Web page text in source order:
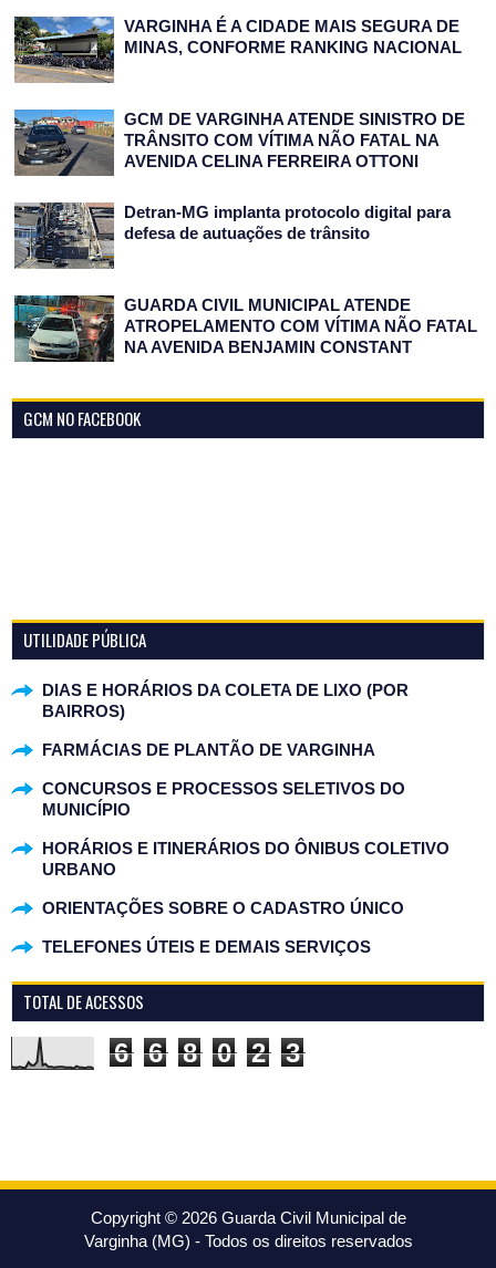
VARGINHA É A CIDADE MAIS SEGURA DE
MINAS, CONFORME RANKING NACIONAL
GCM DE VARGINHA ATENDE SINISTRO DE
TRÂNSITO COM VÍTIMA NÃO FATAL NA
AVENIDA CELINA FERREIRA OTTONI
Detran-MG implanta protocolo digital para
defesa de autuações de trânsito
GUARDA CIVIL MUNICIPAL ATENDE
ATROPELAMENTO COM VÍTIMA NÃO FATAL
NA AVENIDA BENJAMIN CONSTANT
GCM NO FACEBOOK
UTILIDADE PÚBLICA
DIAS E HORÁRIOS DA COLETA DE LIXO (POR
BAIRROS)
FARMÁCIAS DE PLANTÃO DE VARGINHA
CONCURSOS E PROCESSOS SELETIVOS DO
MUNICÍPIO
HORÁRIOS E ITINERÁRIOS DO ÔNIBUS COLETIVO
URBANO
ORIENTAÇÕES SOBRE O CADASTRO ÚNICO
TELEFONES ÚTEIS E DEMAIS SERVIÇOS
TOTAL DE ACESSOS
6 6 8 0 2 3
Copyright © 2026 Guarda Civil Municipal de
Varginha (MG) - Todos os direitos reservados